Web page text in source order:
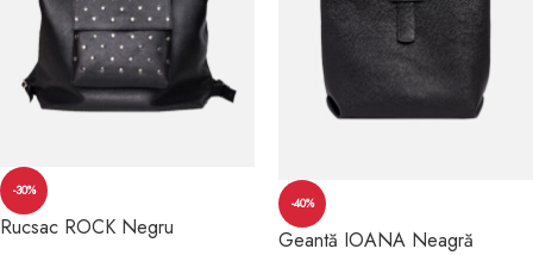
-30%
Rucsac ROCK Negru
-40%
Geantă IOANA Neagră